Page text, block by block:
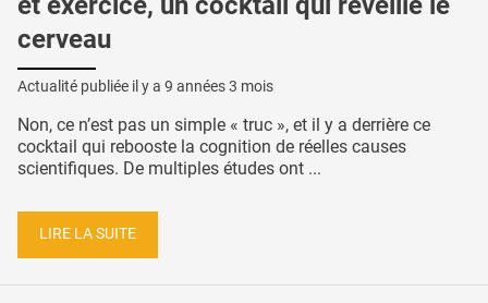
cerveau
Actualité publiée il y a 9 années 3 mois
Non, ce n’est pas un simple « truc », et il y a derrière ce
cocktail qui rebooste la cognition de réelles causes
scientifiques. De multiples études ont ...
LIRE LA SUITE